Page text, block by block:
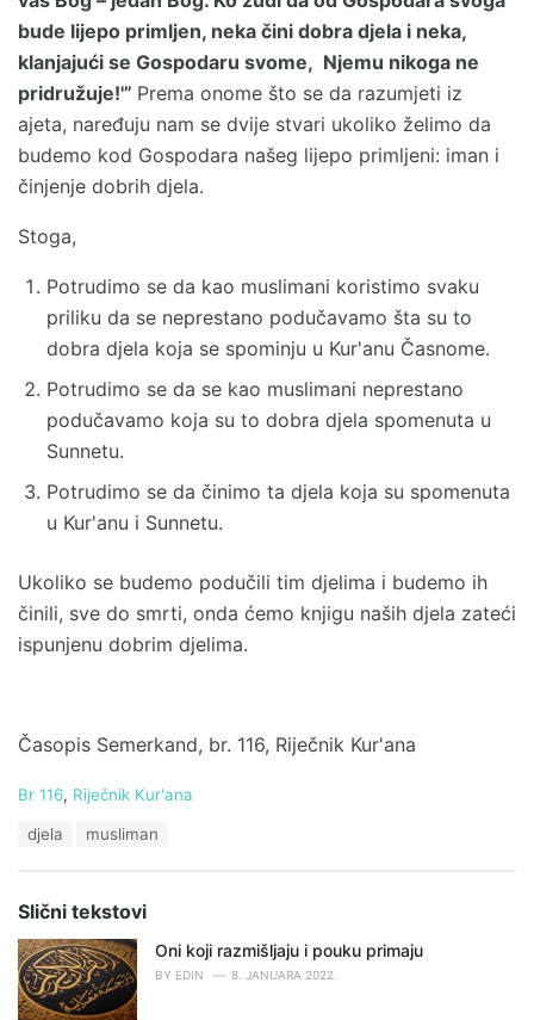
bude lijepo primljen, neka čini dobra djela i neka,
klanjajući se Gospodaru svome, Njemu nikoga ne
pridružuje!'” Prema onome što se da razumjeti iz
ajeta, naređuju nam se dvije stvari ukoliko želimo da
budemo kod Gospodara našeg lijepo primljeni: iman i
činjenje dobrih djela.
Stoga,
Potrudimo se da kao muslimani koristimo svaku
priliku da se neprestano podučavamo šta su to
dobra djela koja se spominju u Kur'anu Časnome.
Potrudimo se da se kao muslimani neprestano
podučavamo koja su to dobra djela spomenuta u
Sunnetu.
Potrudimo se da činimo ta djela koja su spomenuta
u Kur'anu i Sunnetu.
Ukoliko se budemo podučili tim djelima i budemo ih
činili, sve do smrti, onda ćemo knjigu naših djela zateći
ispunjenu dobrim djelima.
Časopis Semerkand, br. 116, Riječnik Kur'ana
C
o
r
i
e
s
:
Br 116, Riječnik Kur'ana
:
djela musliman
Slični tekstovi
Oni koji razmišljaju i pouku primaju
BY EDIN 8. JANUARA 2022.